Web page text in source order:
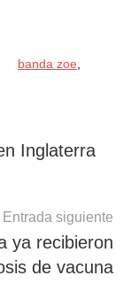
banda zoe
Inglaterra
Entrada siguiente
ya recibieron
de vacuna